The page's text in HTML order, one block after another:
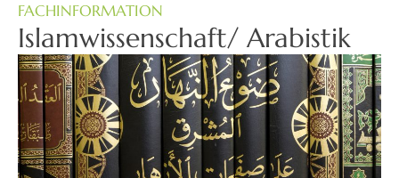
FACHINFORMATION
Islamwissenschaft/ Arabistik